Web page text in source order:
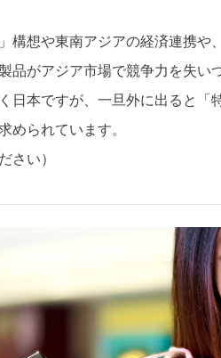
構想や東南アジアの経済連携や
品がアジア市場で競争力を失
日本ですが、一旦外に出ると
められています。
さい）